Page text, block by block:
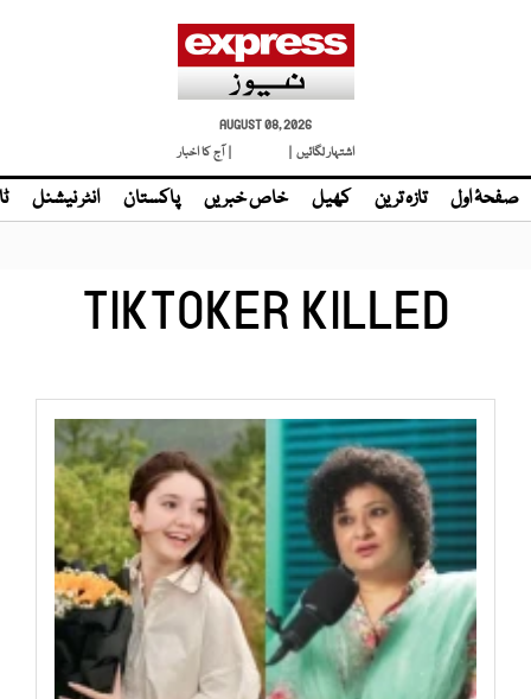
AUGUST 08, 2026
اشتہار لگائیں |
| آج کا اخبار
صفحۂ اول تازہ ترین کھیل خاص خبریں پاکستان انٹر نیشنل
TIKTOKER KILLED